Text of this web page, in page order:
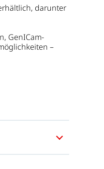
darunter
GenICam-
–